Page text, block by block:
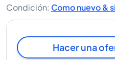
Condición: Como nuevo &
Hacer una